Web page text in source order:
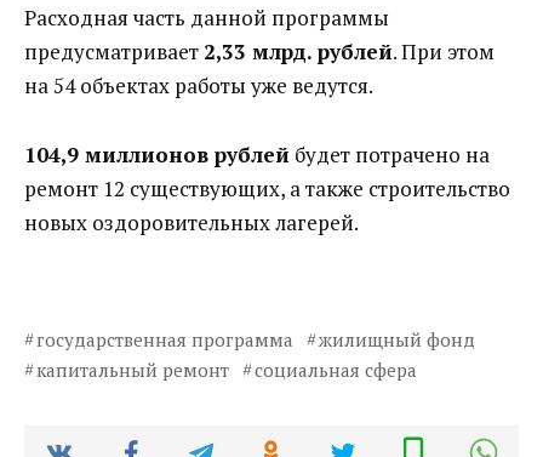
Расходная часть данной программы
предусматривает 2,33 млрд. рублей. При этом
на 54 объектах работы уже ведутся.
104,9 миллионов рублей будет потрачено на
ремонт 12 существующих, а также строительство
новых оздоровительных лагерей.
государственная программа
жилищный фонд
капитальный ремонт
социальная сфера